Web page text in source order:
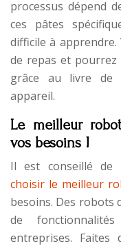
processus dépend
ces pâtes
difficile à apprendre.
de repas et
grâce au livre de
appareil.
Le meilleur
vos besoins !
Il est conseillé de
choisir le meilleur
besoins. Des robots
de
entreprises. Faites